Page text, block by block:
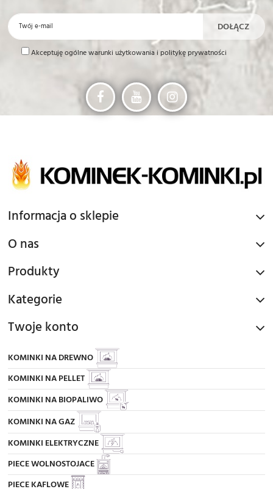
Akceptuję ogólne warunki użytkowania i politykę prywatności
Informacja o sklepie
O nas
Produkty
Kategorie
Twoje konto
KOMINKI NA DREWNO
KOMINKI NA PELLET
KOMINKI NA BIOPALIWO
KOMINKI NA GAZ
KOMINKI ELEKTRYCZNE
PIECE WOLNOSTOJACE
PIECE KAFLOWE